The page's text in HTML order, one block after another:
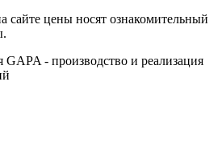
сайте цены носят ознакомительный
- производство и реализация